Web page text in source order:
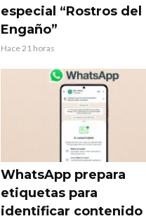
especial “Rostros del
Engaño”
Hace 21 horas
WhatsApp prepara
etiquetas para
identificar contenido